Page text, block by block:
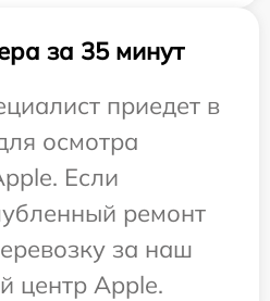
за 35 минут
приедет в
осмотра
Если
ремонт
за наш
центр Apple.